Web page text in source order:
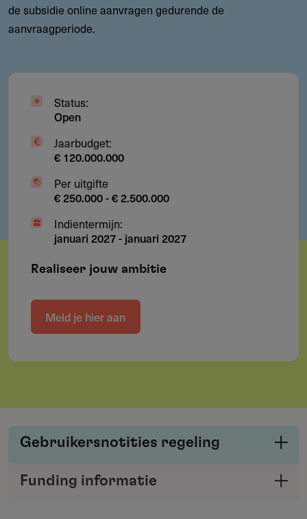
de subsidie online aanvragen gedurende de
aanvraagperiode.
Status:
Open
Jaarbudget:
€ 120.000.000
Per uitgifte
€ 250.000 - € 2.500.000
Indientermijn:
januari 2027- januari 2027
Realiseer jouw ambitie
Meld je hier aan
Gebruikersnotities regeling
verstrekker met de Fondswervingonline
Funding informatie